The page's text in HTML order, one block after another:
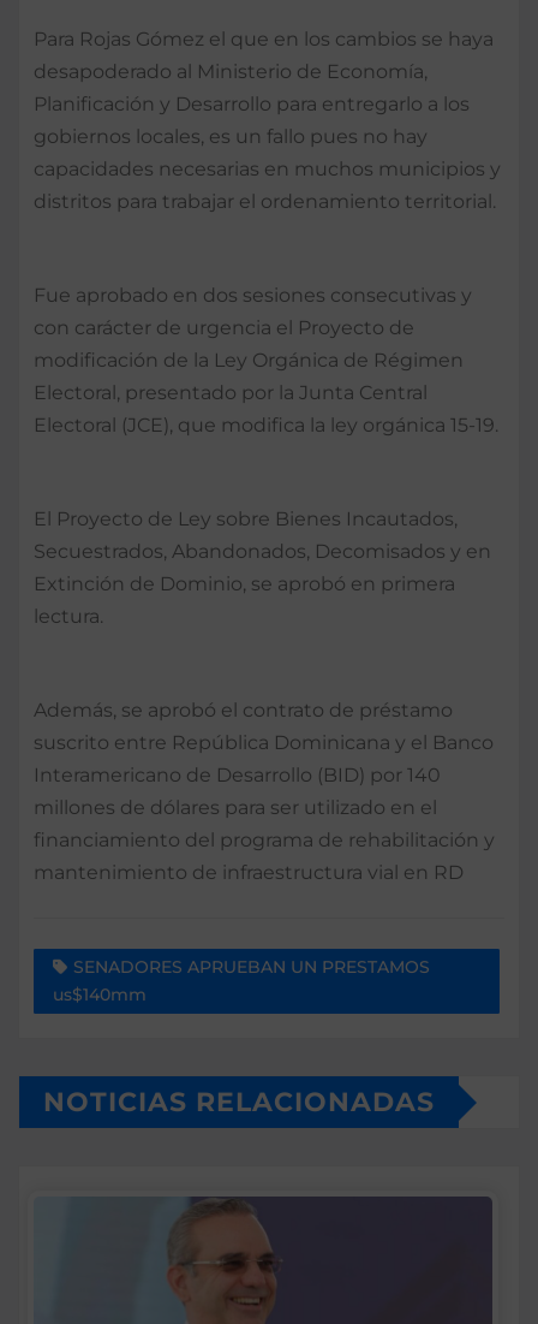
Para Rojas Gómez el que en los cambios se haya
desapoderado al Ministerio de Economía,
Planificación y Desarrollo para entregarlo a los
gobiernos locales, es un fallo pues no hay
capacidades necesarias en muchos municipios y
distritos para trabajar el ordenamiento territorial.
Fue aprobado en dos sesiones consecutivas y
con carácter de urgencia el Proyecto de
modificación de la Ley Orgánica de Régimen
Electoral, presentado por la Junta Central
Electoral (JCE), que modifica la ley orgánica 15-19.
El Proyecto de Ley sobre Bienes Incautados,
Secuestrados, Abandonados, Decomisados y en
Extinción de Dominio, se aprobó en primera
lectura.
Además, se aprobó el contrato de préstamo
suscrito entre República Dominicana y el Banco
Interamericano de Desarrollo (BID) por 140
millones de dólares para ser utilizado en el
financiamiento del programa de rehabilitación y
mantenimiento de infraestructura vial en RD
SENADORES APRUEBAN UN PRESTAMOS
us$140mm
NOTICIAS RELACIONADAS